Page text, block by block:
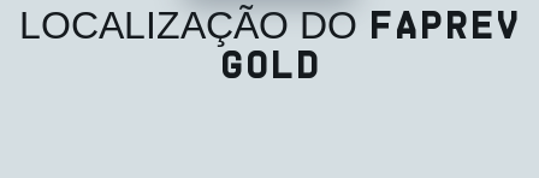
LOCALIZAÇÃO DO FAPREV
GOLD